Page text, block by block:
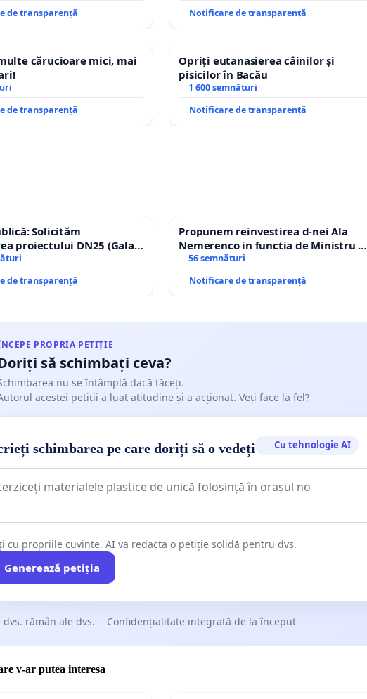
de transparență
Notificare de transparență
cărucioare mici, mai
de transparență
Opriți eutanasierea câinilor și
pisicilor în Bacău
1 600 semnături
Notificare de transparență
Solicităm
proiectului DN25 (Galați
prin devierea
afara localităților!
de transparență
Propunem reinvestirea d-nei Ala
Nemerenco in functia de Ministru al
Sanatatii
56 semnături
Notificare de transparență
PROPRIA PETIȚIE
să schimbați ceva?
nu se întâmplă dacă tăceți.
acestei petiții a luat atitudine și a acționat. Veți face la fel?
schimbarea pe care doriți să o vedeți Cu tehnologie AI
cu propriile cuvinte. AI va redacta o petiție solidă pentru dvs.
Generează petiția
dvs. rămân ale dvs. Confidențialitate integrată de la început
v-ar putea interesa